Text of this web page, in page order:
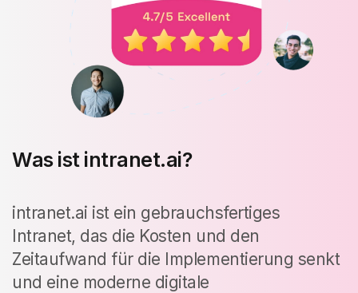
Was ist intranet.ai?
intranet.ai ist ein gebrauchsfertiges
Intranet, das die Kosten und den
Zeitaufwand für die Implementierung senkt
und eine moderne digitale